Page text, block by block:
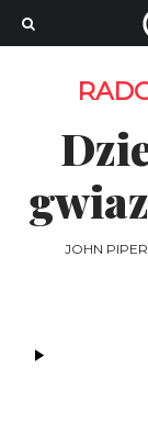
JOHN